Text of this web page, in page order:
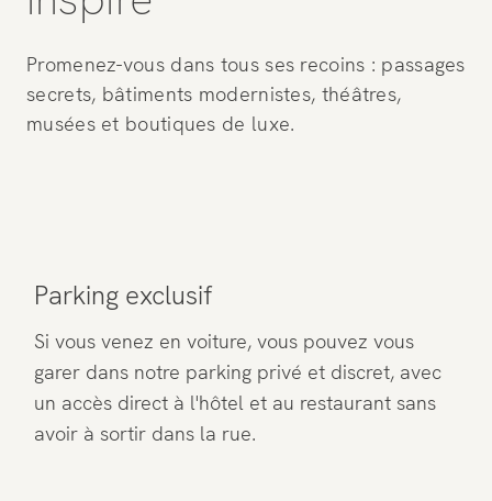
Promenez-vous dans tous ses recoins : passages
secrets, bâtiments modernistes, théâtres,
musées et boutiques de luxe.
Parking exclusif
Si vous venez en voiture, vous pouvez vous
garer dans notre parking privé et discret, avec
un accès direct à l'hôtel et au restaurant sans
avoir à sortir dans la rue.